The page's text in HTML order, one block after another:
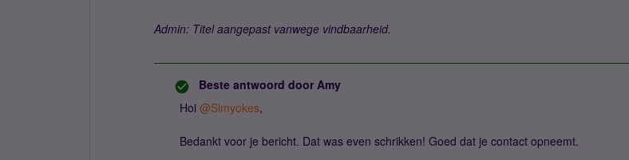
Admin: Titel aangepast vanwege vindbaarheid.
Beste antwoord door Amy
Hoi @Simyokes,
Bedankt voor je bericht. Dat was even schrikken! Goed dat je contact opneemt.